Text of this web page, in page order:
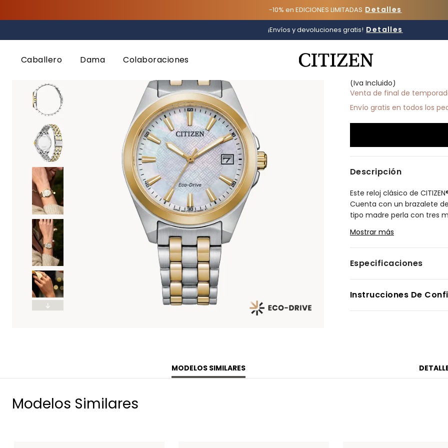
-10% en EDICIONES LIMITADAS Detalles
¡Envíos y devoluciones gratis! Detalles
Caballero Dama Colaboraciones
Peyten
$7,393.40
(Iva Incluido)
Venta de final de
Envío gratis en todos los
Descripción
Este reloj clásico de
Cuenta con un brazalete
tipo madre perla con tres
sostenible con la exclusiva
buscan un reloj para todos
guardarropa. Calibre E011.
Modelo #:EO1224-54D
Mostrar más
Especificaciones
Instrucciones De
MODELOS SIMILARES
Modelos Similares
Added to Manage Wishlist